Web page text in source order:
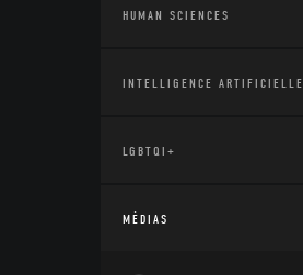
HUMAN SCIENCES
INTELLIGENCE ARTIFICIELLE
LGBTQI+
MÉDIAS